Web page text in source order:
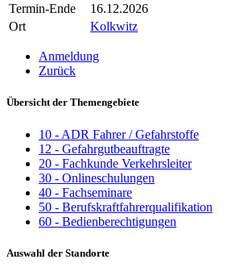
Termin-Ende
16.12.2026
Ort
Kolkwitz
Anmeldung
Zurück
Übersicht der Themengebiete
10 - ADR Fahrer / Gefahrstoffe
12 - Gefahrgutbeauftragte
20 - Fachkunde Verkehrsleiter
30 - Onlineschulungen
40 - Fachseminare
50 - Berufskraftfahrerqualifikation
60 - Bedienberechtigungen
Auswahl der Standorte